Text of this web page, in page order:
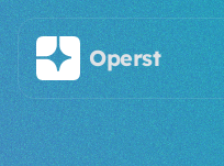
메인 콘텐츠로 건너뛰기
Operst